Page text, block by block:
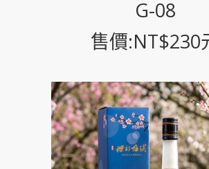
G-08
售價:NT$230